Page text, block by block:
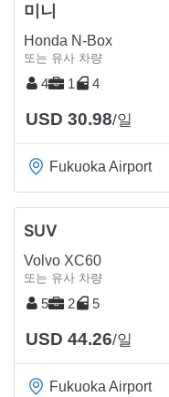
미니
Honda N-Box
또는 유사 차량
4 1 4
USD 30.98/일
Fukuoka Airport
SUV
Volvo XC60
또는 유사 차량
5 2 5
USD 44.26/일
Fukuoka Airport